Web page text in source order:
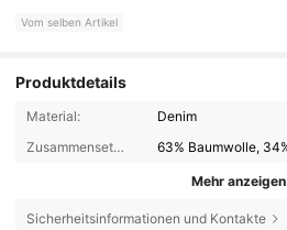
Vom selben Artikel
Produktdetails
Material:
Denim
Zusammensetzung:
Mehr anzeigen
Sicherheitsinformationen und Kontakte